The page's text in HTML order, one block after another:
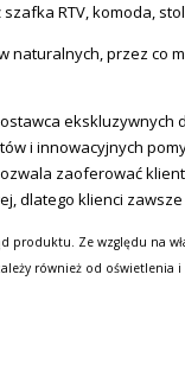
RTV, komoda,
naturalnych, przez co
ekskluzywnych
i innowacyjnych
zaoferować
dlatego klienci
produktu. Ze względu na
również od oświetlenia i